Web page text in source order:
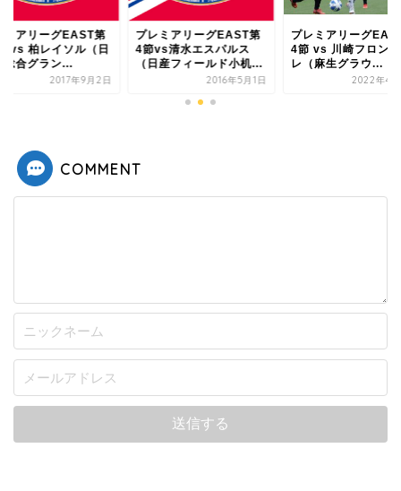
ミアリーグEAST第
清水エスパルス
産フィールド小机...
2016年5月1日
プレミアリーグEAST 第
4節 vs 川崎フロンター
レ（麻生グラウ...
2022年4月24日
プレミアリーグ
11節 vs 柏レイソル
立柏総合グラン...
2017年9
COMMENT